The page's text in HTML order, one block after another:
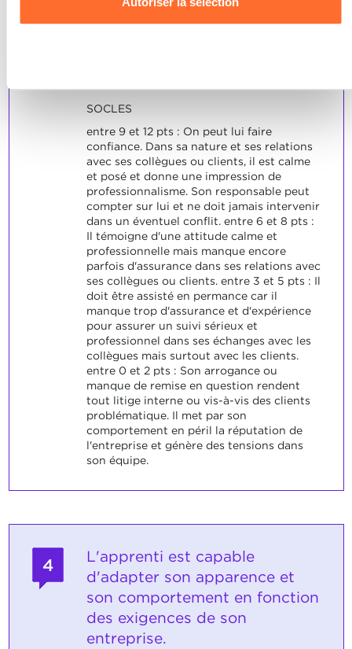
données personnelles, vous pouvez consulter notre
Charte d’usage des cookieset notrePolitique de
SOCLES
entre 9 et 12 pts : On peut lui faire
confiance. Dans sa nature et ses relations
avec ses collègues ou clients, il est calme
et posé et donne une impression de
professionnalisme. Son responsable peut
compter sur lui et ne doit jamais intervenir
dans un éventuel conflit. entre 6 et 8 pts :
Il témoigne d'une attitude calme et
professionnelle mais manque encore
parfois d'assurance dans ses relations avec
ses collègues ou clients. entre 3 et 5 pts : Il
doit être assisté en permance car il
manque trop d'assurance et d'expérience
pour assurer un suivi sérieux et
professionnel dans ses échanges avec les
collègues mais surtout avec les clients.
entre 0 et 2 pts : Son arrogance ou
manque de remise en question rendent
tout litige interne ou vis-à-vis des clients
problématique. Il met par son
comportement en péril la réputation de
l'entreprise et génère des tensions dans
son équipe.
4
L'apprenti est capable
d'adapter son apparence et
son comportement en fonction
des exigences de son
entreprise.